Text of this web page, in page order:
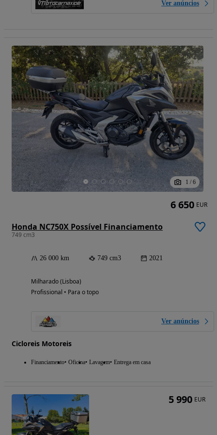
Ver anúncios
1 / 6
Honda NC750X Possível Financiamento
749 cm3
26 000 km 749 cm3 2021
Milharado (Lisboa)
Profissional • Para o topo
Ver anúncios
Cicloreis Motoreis
Financiamento Oficina Lavagem Entrega em casa
6 650 EUR
5 990 EUR